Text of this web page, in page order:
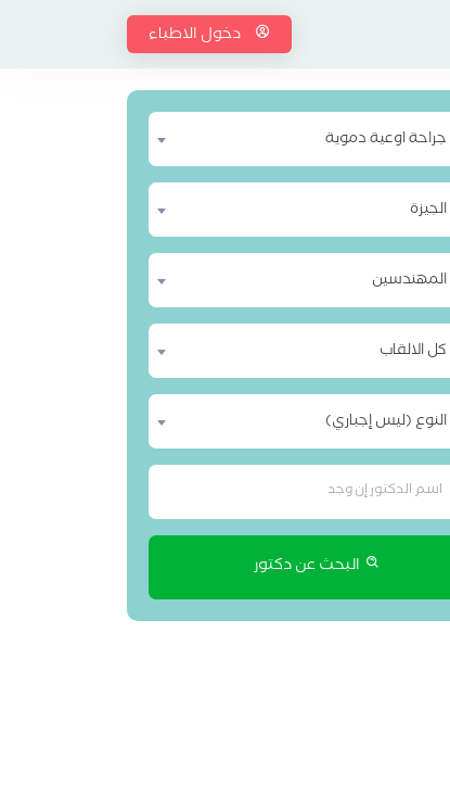
دخول الاطباء
جراحة اوعية دموية
الجيزة
المهندسين
كل الالقاب
النوع (ليس إجباري)
البحث عن دكتور